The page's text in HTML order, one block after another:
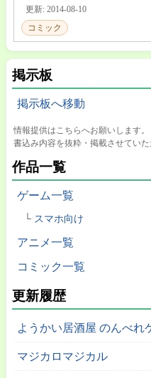
掲示板
掲示板へ移動
情報提供はこちらへお願いします。
書込み内容を抜粋・掲載させてい
作品一覧
ゲーム一覧
スマホ向け
アニメ一覧
コミック一覧
更新履歴
ようかい居酒屋 のんべれ
マジカロマジカル
更新: 2014-08-10
コミック